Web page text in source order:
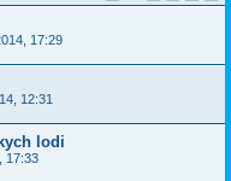
17:29
12:31
lodi
17:33